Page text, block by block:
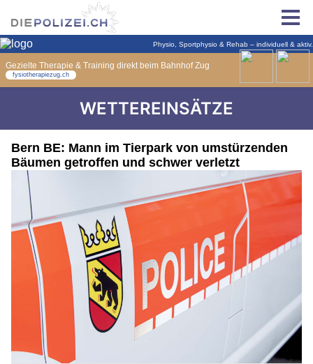
WETTEREINSÄTZE
Bern BE: Mann im Tierpark von umstürzenden
Bäumen getroffen und schwer verletzt